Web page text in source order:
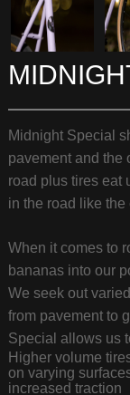
Midnight Special
pavement and the
road plus tires eat
in the road like
When it comes to
bananas into our
We seek out
from pavement to
Special allows us
Higher volume
on varying
increased traction